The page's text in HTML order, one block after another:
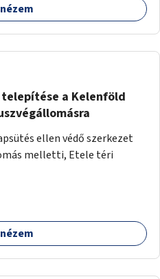
a Kelenföld
ellen védő szerkezet
melletti, Etele téri